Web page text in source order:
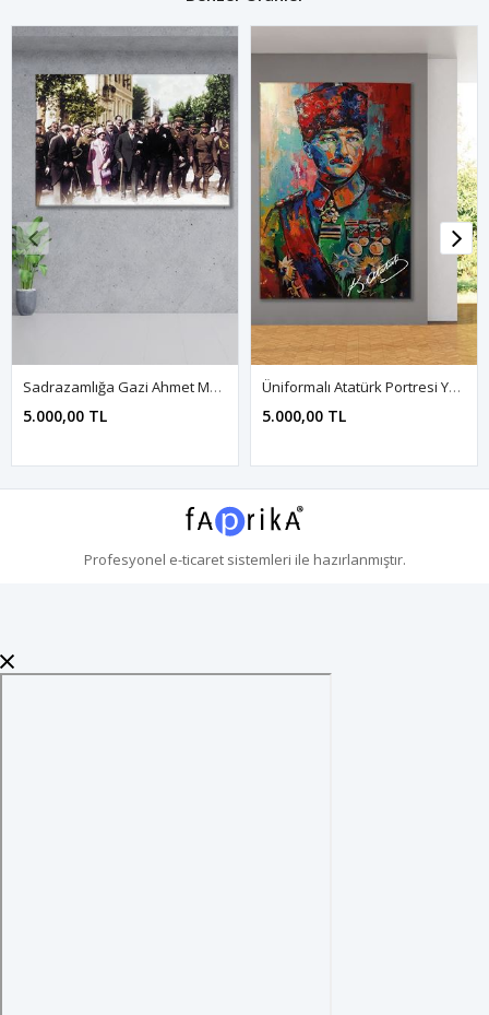
Sadrazamlığa Gazi Ahmet Muhtar Paşa'nın Getirilişi Kanvas Duvar Tablo 221512
5.000,00 TL
Üniformalı Atatürk Portresi Yağlı Boya Efektli Kanvas Duvar Tablo 221464
5.000,00 TL
Profesyonel e-ticaretsistemleri ile hazırlanmıştır.